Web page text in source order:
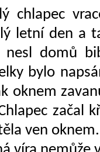
chlapec
letní den a
nesl domů
bylo
oknem
začal
ven